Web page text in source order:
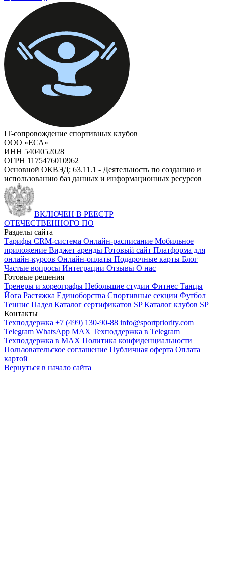
IT-сопровождение спортивных клубов
ООО «ЕСА»
ИНН 5404052028
ОГРН 1175476010962
Основной ОКВЭД: 63.11.1 - Деятельность по созданию и
использованию баз данных и информационных ресурсов
ВКЛЮЧЕН В РЕЕСТР
ОТЕЧЕСТВЕННОГО ПО
Разделы сайта
Тарифы CRM-система Онлайн-расписание Мобильное
приложение Виджет аренды Готовый сайт Платформа для
онлайн-курсов Онлайн-оплаты Подарочные карты Блог
Частые вопросы Интеграции Отзывы О нас
Готовые решения
Тренеры и хореографы Небольшие студии Фитнес Танцы
Йога Растяжка Единоборства Спортивные секции Футбол
Теннис Падел Каталог сертификатов SPКаталог клубов SP
Контакты
Техподдержка +7 (499) 130-90-88 info@sportpriority.com
Telegram WhatsApp MAX Техподдержка в Telegram
Техподдержка в MAX Политика конфиденциальности
Пользовательское соглашение Публичная оферта Оплата
картой
Вернуться в начало сайта